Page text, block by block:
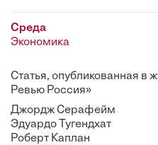
Среда
Экономика
Статья, опубликованная в
Ревью Россия»
Джордж Серафейм
Эдуардо Тугендхат
Роберт Каплан